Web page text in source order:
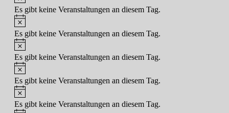
Es gibt keine Veranstaltungen an diesem Tag.
Hinweis
Es gibt keine Veranstaltungen an diesem Tag.
Hinweis
Es gibt keine Veranstaltungen an diesem Tag.
Hinweis
Es gibt keine Veranstaltungen an diesem Tag.
Hinweis
Es gibt keine Veranstaltungen an diesem Tag.